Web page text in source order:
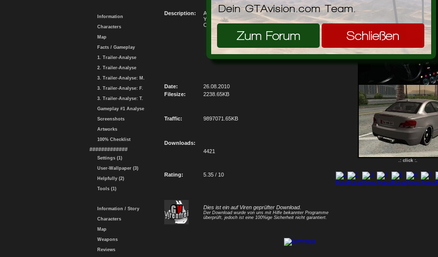
Dein GTAvision.com Team.
Zum Forum Schließen
Information
Characters
Map
Facts / Gameplay
1. Trailer-Analyse
2. Trailer-Analyse
3. Trailer-Analyse: M.
3. Trailer-Analyse: F.
3. Trailer-Analyse: T.
Gameplay #1 Analyse
Screenshots
Artworks
100% Checklist
#############
Settings (1)
User-Wallpaper (3)
Helpfully (2)
Tools (1)
Information / Story
Characters
Map
Weapons
Reviews
.: click :.
Description:
ArkadaÅŸlar AracÄ± Arif (By_Carizma) le Beraber
YaptÄ±k. Araç Komple NFS Shift'ten Converttir. Güzel
OlduÄŸunu DüÅŸünüyoruz Ä°yi Oyunlar...
Date:
26.08.2010
Filesize:
2238.65KB
Traffic: 9897071.65KB
Downloads:
4421
Rating: 5.35 / 10
Dies ist ein auf Viren geprüfter Download.
Der Download wurde von uns mit Hilfe bekannter Programme
überprüft, jedoch ist eine 100%ige Sicherheit nicht garantiert.